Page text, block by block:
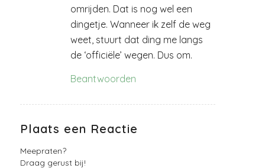
omrijden. Dat is nog wel een
dingetje. Wanneer ik zelf de weg
weet, stuurt dat ding me langs
de ‘officiële’ wegen. Dus om.
Beantwoorden
Plaats een Reactie
Meepraten?
Draag gerust bij!